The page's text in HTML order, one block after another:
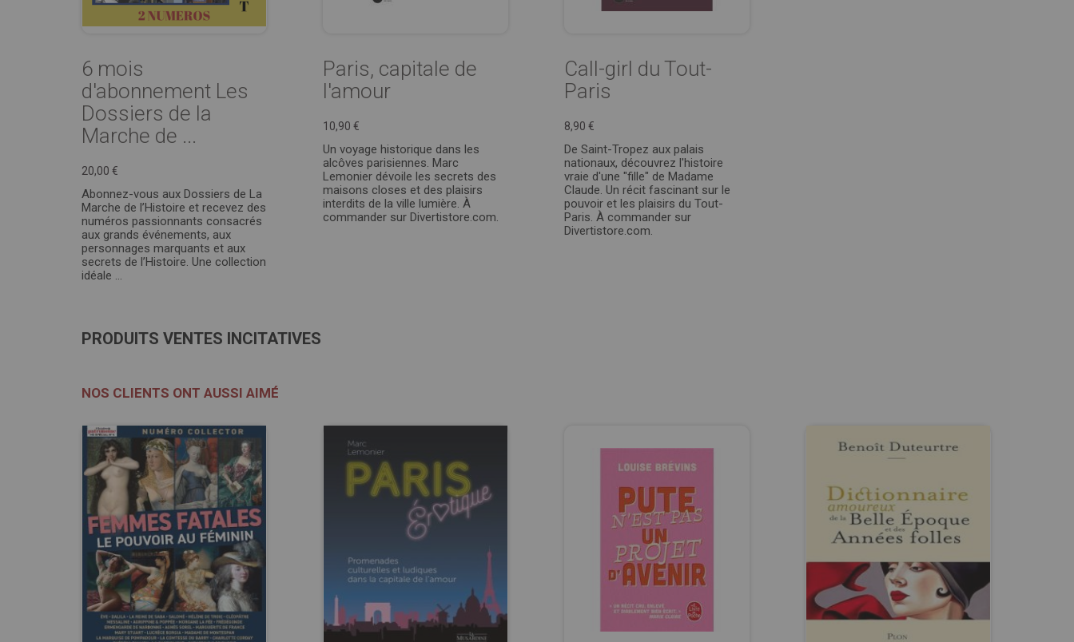
6 mois
d'abonnement Les
Dossiers de la
Marche de ...
20,00 €
Abonnez-vous aux Dossiers de La
Marche de l’Histoire et recevez des
numéros passionnants consacrés
aux grands événements, aux
personnages marquants et aux
secrets de l’Histoire. Une collection
idéale ...
Paris, capitale de
l'amour
10,90 €
Un voyage historique dans les
alcôves parisiennes. Marc
Lemonier dévoile les secrets des
maisons closes et des plaisirs
interdits de la ville lumière. À
commander sur Divertistore.com.
Call-girl du Tout-
Paris
8,90 €
De Saint-Tropez aux palais
nationaux, découvrez l'histoire
vraie d'une "fille" de Madame
Claude. Un récit fascinant sur le
pouvoir et les plaisirs du Tout-
Paris. À commander sur
Divertistore.com.
PRODUITS VENTES INCITATIVES
NOS CLIENTS ONT AUSSI AIMÉ